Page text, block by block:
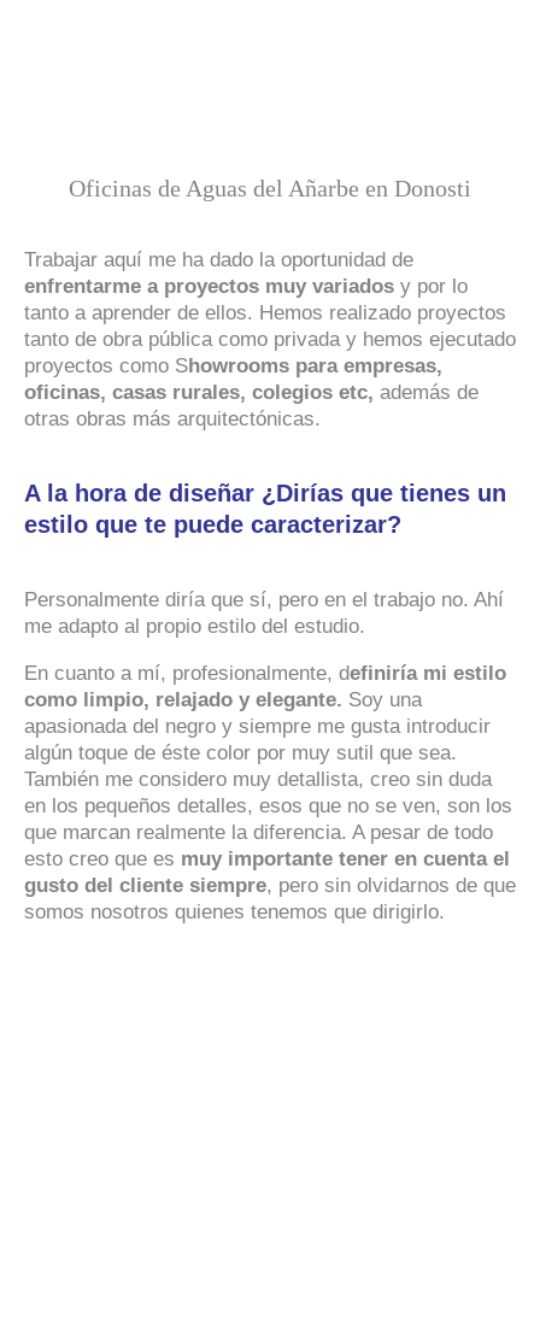
Oficinas de Aguas del Añarbe en Donosti
Trabajar aquí me ha dado la oportunidad de
enfrentarme a proyectos muy variados y por lo
tanto a aprender de ellos. Hemos realizado proyectos
tanto de obra pública como privada y hemos ejecutado
proyectos como Showrooms para empresas,
oficinas, casas rurales, colegios etc, además de
otras obras más arquitectónicas.
A la hora de diseñar ¿Dirías que tienes un
estilo que te puede caracterizar?
Personalmente diría que sí, pero en el trabajo no. Ahí
me adapto al propio estilo del estudio.
En cuanto a mí, profesionalmente, definiría mi estilo
como limpio, relajado y elegante. Soy una
apasionada del negro y siempre me gusta introducir
algún toque de éste color por muy sutil que sea.
También me considero muy detallista, creo sin duda
en los pequeños detalles, esos que no se ven, son los
que marcan realmente la diferencia. A pesar de todo
esto creo que es muy importante tener en cuenta el
gusto del cliente siempre, pero sin olvidarnos de que
somos nosotros quienes tenemos que dirigirlo.